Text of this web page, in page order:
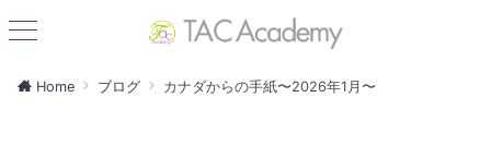
Home ブログ カナダからの手紙〜2026年1月〜